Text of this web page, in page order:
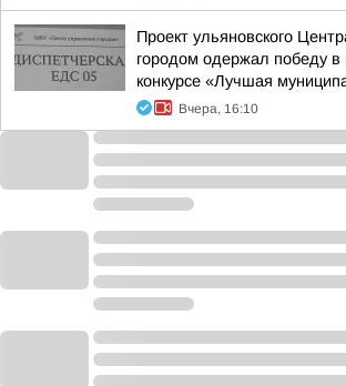
Проект ульяновского
городом одержал победу в
конкурсе «Лучшая
Вчера, 16:10